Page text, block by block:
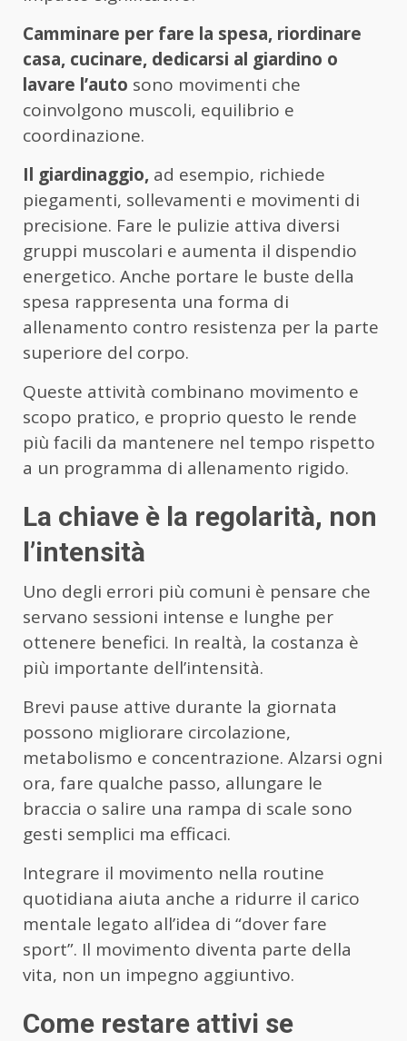
Camminare per fare la spesa, riordinare
casa, cucinare, dedicarsi al giardino o
lavare l’auto sono movimenti che
coinvolgono muscoli, equilibrio e
coordinazione.
Il giardinaggio, ad esempio, richiede
piegamenti, sollevamenti e movimenti di
precisione. Fare le pulizie attiva diversi
gruppi muscolari e aumenta il dispendio
energetico. Anche portare le buste della
spesa rappresenta una forma di
allenamento contro resistenza per la parte
superiore del corpo.
Queste attività combinano movimento e
scopo pratico, e proprio questo le rende
più facili da mantenere nel tempo rispetto
a un programma di allenamento rigido.
La chiave è la regolarità, non
l’intensità
Uno degli errori più comuni è pensare che
servano sessioni intense e lunghe per
ottenere benefici. In realtà, la costanza è
più importante dell’intensità.
Brevi pause attive durante la giornata
possono migliorare circolazione,
metabolismo e concentrazione. Alzarsi ogni
ora, fare qualche passo, allungare le
braccia o salire una rampa di scale sono
gesti semplici ma efficaci.
Integrare il movimento nella routine
quotidiana aiuta anche a ridurre il carico
mentale legato all’idea di “dover fare
sport”. Il movimento diventa parte della
vita, non un impegno aggiuntivo.
Come restare attivi se